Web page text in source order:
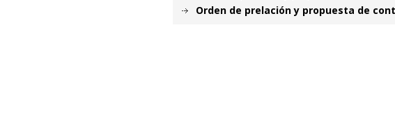
Orden de prelación y propuesta de